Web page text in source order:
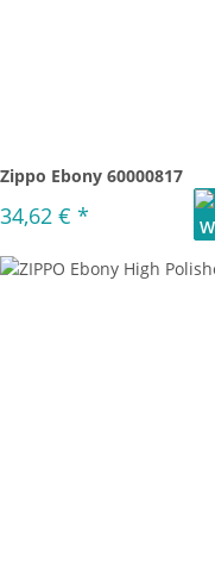
Zippo Ebony 60000817
34,62 € *